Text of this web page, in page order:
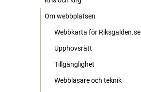
Om webbplatsen
Webbkarta för Riksgalden.se
Upphovsrätt
Tillgänglighet
Webbläsare och teknik